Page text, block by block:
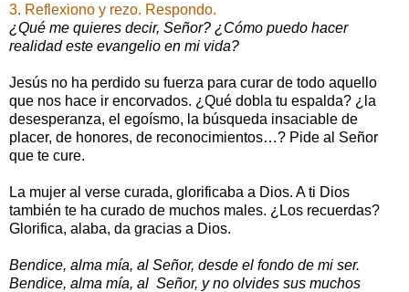
3. Reflexiono y rezo. Respondo.
¿Qué me quieres decir, Señor? ¿Cómo puedo hacer
realidad este evangelio en mi vida?
Jesús no ha perdido su fuerza para curar de todo aquello
que nos hace ir encorvados. ¿Qué dobla tu espalda? ¿la
desesperanza, el egoísmo, la búsqueda insaciable de
placer, de honores, de reconocimientos…? Pide al Señor
que te cure.
La mujer al verse curada, glorificaba a Dios. A ti Dios
también te ha curado de muchos males. ¿Los recuerdas?
Glorifica, alaba, da gracias a Dios.
Bendice, alma mía, al Señor, desde el fondo de mi ser.
Bendice, alma mía, al Señor, y no olvides sus muchos